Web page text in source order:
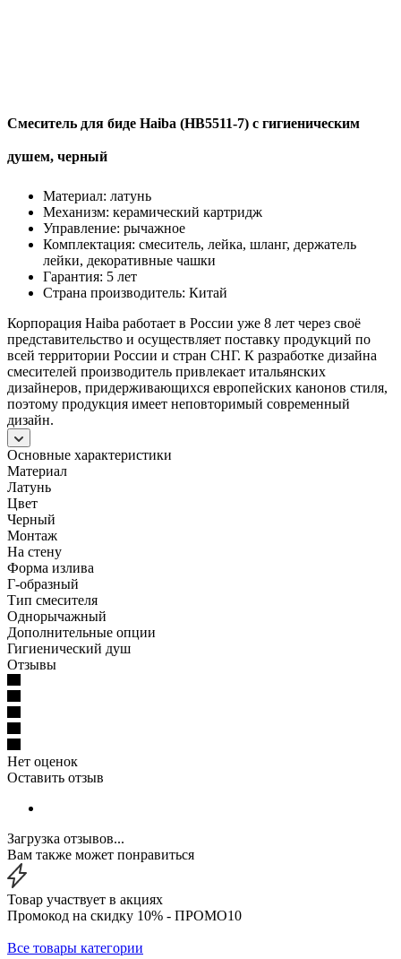
Смеситель для биде Haiba (HB5511-7) с гигиеническим
душем, черный
Материал: латунь
Механизм: керамический картридж
Управление: рычажное
Комплектация: смеситель, лейка, шланг, держатель
лейки, декоративные чашки
Гарантия: 5 лет
Страна производитель: Китай
Корпорация Haiba работает в России уже 8 лет через своё
представительство и осуществляет поставку продукций по
всей территории России и стран СНГ. К разработке дизайна
смесителей производитель привлекает итальянских
дизайнеров, придерживающихся европейских канонов стиля,
поэтому продукция имеет неповторимый современный
дизайн.
Основные характеристики
Материал
Латунь
Цвет
Черный
Монтаж
На стену
Форма излива
Г-образный
Тип смесителя
Однорычажный
Дополнительные опции
Гигиенический душ
Отзывы
Нет оценок
Оставить отзыв
Загрузка отзывов...
Вам также может понравиться
Товар участвует в акциях
Промокод на скидку 10% - ПРОМО10
Все товары категории